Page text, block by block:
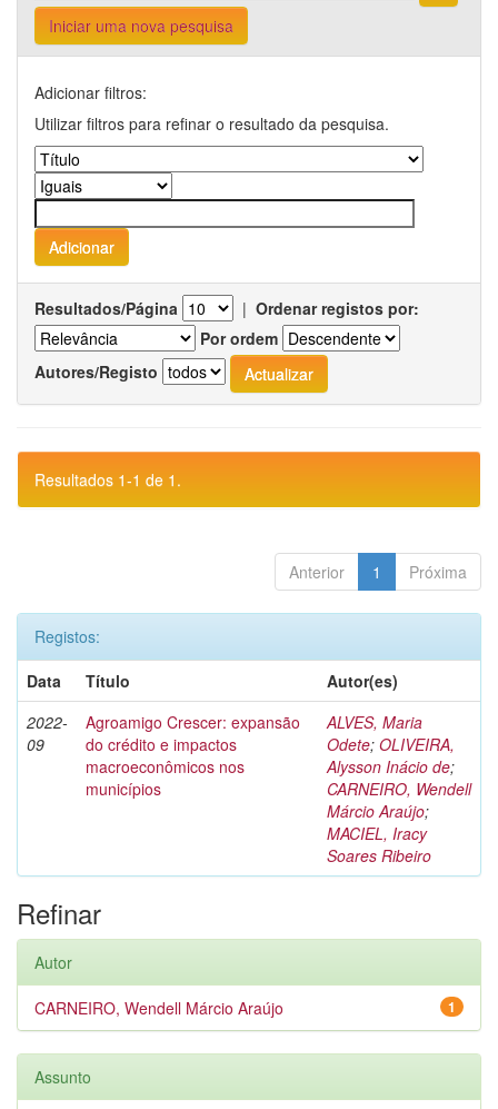
Iniciar uma nova pesquisa
Adicionar filtros:
Utilizar filtros para refinar o resultado da pesquisa.
Resultados/Página | Ordenar registos por:
Por ordem
Autores/Registo
Resultados 1-1 de 1.
Anterior 1 Próxima
Registos:
Data
Título
Autor(es)
2022-
09
Agroamigo Crescer: expansão
do crédito e impactos
macroeconômicos nos
municípios
ALVES, Maria
Odete; OLIVEIRA,
Alysson Inácio de;
CARNEIRO, Wendell
Márcio Araújo;
MACIEL, Iracy
Soares Ribeiro
Refinar
Autor
1
CARNEIRO, Wendell Márcio Araújo
Assunto